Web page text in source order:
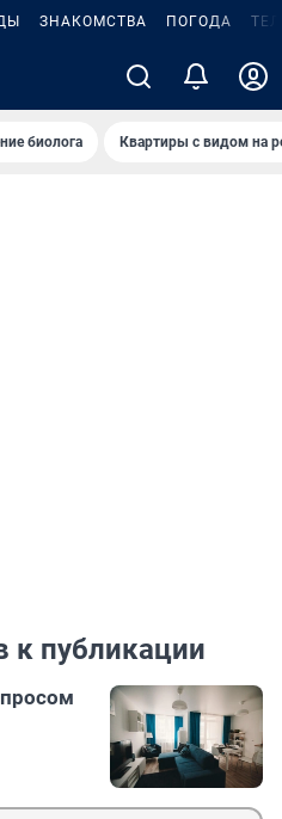
ЗНАКОМСТВА ПОГОДА
биолога Квартиры с видом на
к публикации